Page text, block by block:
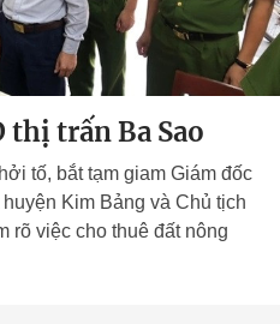
thị trấn Ba Sao
tố, bắt tạm giam Giám đốc
Kim Bảng và Chủ tịch
rõ việc cho thuê đất nông